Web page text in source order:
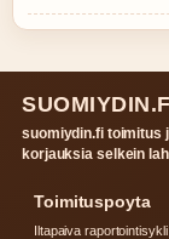
suomiydin.fi toimitus
korjauksia selkein
Toimituspoyta
Iltapaiva